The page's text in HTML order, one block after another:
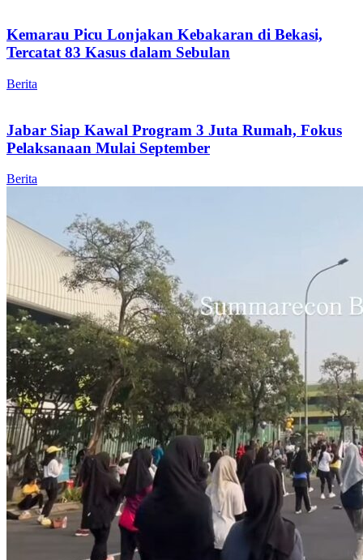
Kemarau Picu Lonjakan Kebakaran di Bekasi,
Tercatat 83 Kasus dalam Sebulan
Berita
Jabar Siap Kawal Program 3 Juta Rumah, Fokus
Pelaksanaan Mulai September
Berita